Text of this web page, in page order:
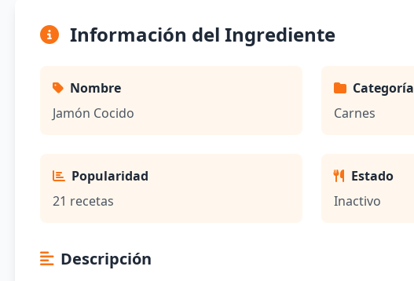
Información del Ingrediente
Nombre
Jamón Cocido
Categoría
Carnes
Popularidad
21 recetas
Estado
Inactivo
Descripción